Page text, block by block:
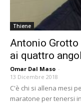
Thiene
Antonio Grotto
ai quattro
Omar Dal Maso -
13 Dicembre 2018
C'è chi si allena mesi
maratone per tenersi